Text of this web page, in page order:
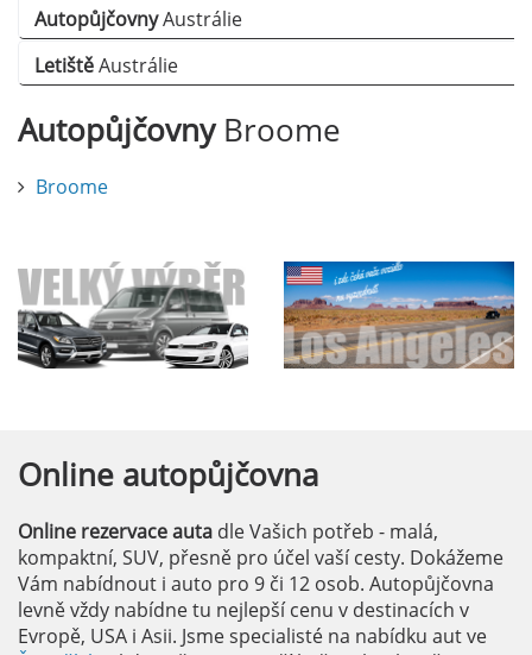
AutopůjčovnyAustrálie
LetištěAustrálie
AutopůjčovnyBroome
Broome
Online autopůjčovna
Online rezervace auta dle Vašich potřeb - malá,
kompaktní, SUV, přesně pro účel vaší cesty. Dokážeme
Vám nabídnout i auto pro 9 či 12 osob. Autopůjčovna
levně vždy nabídne tu nejlepší cenu v destinacích v
Evropě, USA i Asii. Jsme specialisté na nabídku aut ve